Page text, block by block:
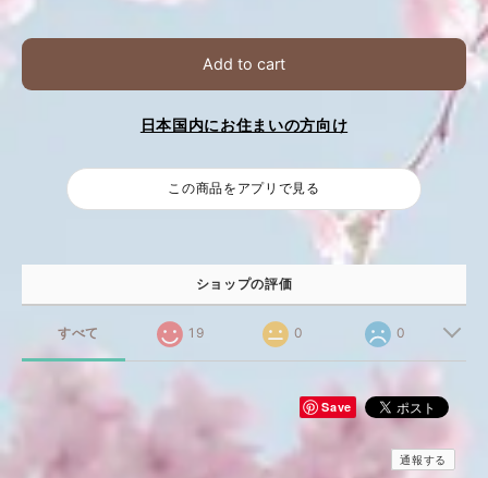
Add to cart
日本国内にお住まいの方向け
この商品をアプリで見る
ショップの評価
すべて 19 0 0
Save
通報する